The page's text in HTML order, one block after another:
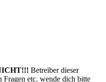
Betreiber dieser
Fragen etc. wende dich bitte